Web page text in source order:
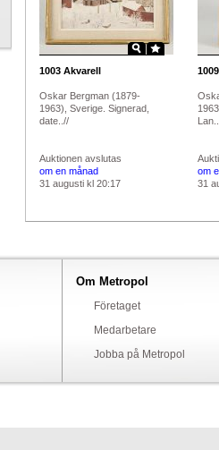
1003 Akvarell
Oskar Bergman (1879-
1963), Sverige. Signerad,
date..//
Auktionen avslutas
om en månad
31 augusti kl 20:17
1009
om
31
Om Metropol
Företaget
Medarbetare
Jobba på Metropol